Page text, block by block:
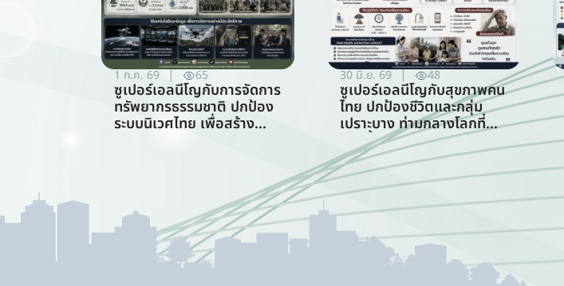
1 ก.ค. 69 65
ซูเปอร์เอลนีโญกับการจัดการ
ทรัพยากรธรรมชาติ ปกป้อง
ระบบนิเวศไทย เพื่อสร้าง
30 มิ.ย. 69 48
ซูเปอร์เอลนีโญกับสุขภาพคน
ไทย ปกป้องชีวิตและกลุ่ม
เปราะบาง ท่ามกลางโลกที่
ร้อนขึ้น (สาขาสาธารณสุข)